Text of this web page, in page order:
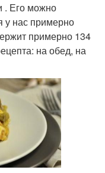
. Его можно
у нас примерно
примерно 134
на обед, на